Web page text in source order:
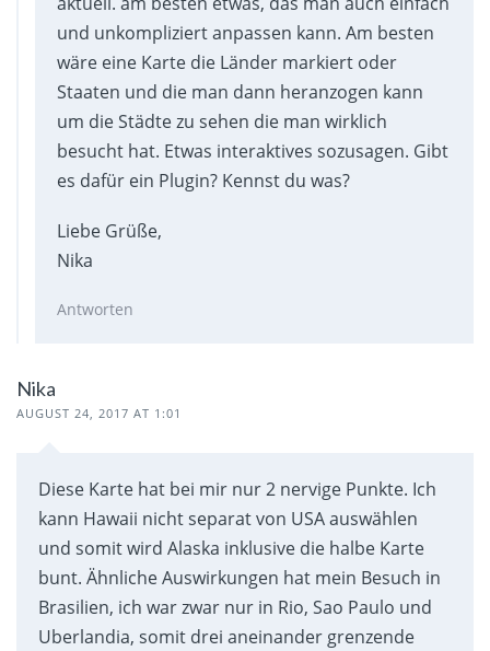
und unkompliziert anpassen kann. Am besten
wäre eine Karte die Länder markiert oder
Staaten und die man dann heranzogen kann
um die Städte zu sehen die man wirklich
besucht hat. Etwas interaktives sozusagen. Gibt
es dafür ein Plugin? Kennst du was?
Liebe Grüße,
Nika
Antworten
Nika
AUGUST 24, 2017 AT 1:01
Diese Karte hat bei mir nur 2 nervige Punkte. Ich
kann Hawaii nicht separat von USA auswählen
und somit wird Alaska inklusive die halbe Karte
bunt. Ähnliche Auswirkungen hat mein Besuch in
Brasilien, ich war zwar nur in Rio, Sao Paulo und
Uberlandia, somit drei aneinander grenzende